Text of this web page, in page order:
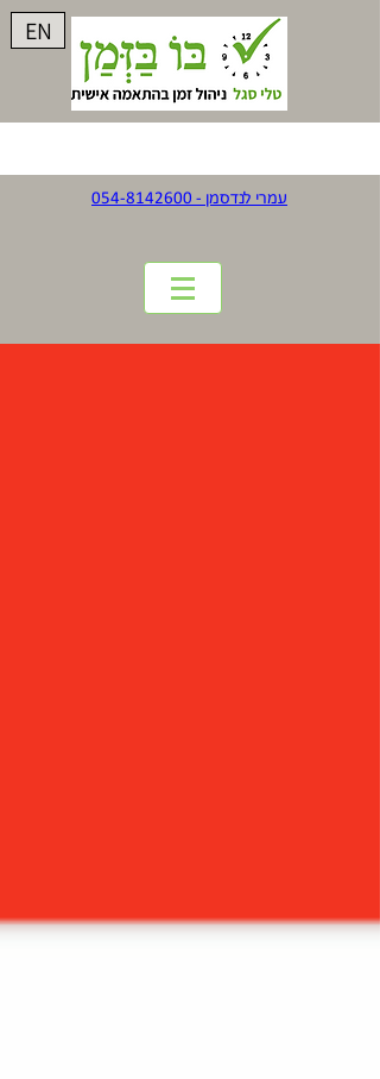
EN
עמרי לנדסמן - 054-8142600